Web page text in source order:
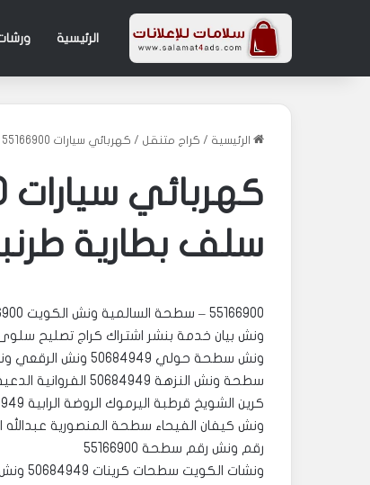
الرئيسية
الرئيسية / كراج متنقل / كهربائي سيارات 55166900 تركيب دينمو سلف بطارية طرنبة بنزين
سلف بطارية
55166900 – ‏‎سطحة السالمية ونش الكويت 55166900
رقم ونش رقم سطحة 55166900